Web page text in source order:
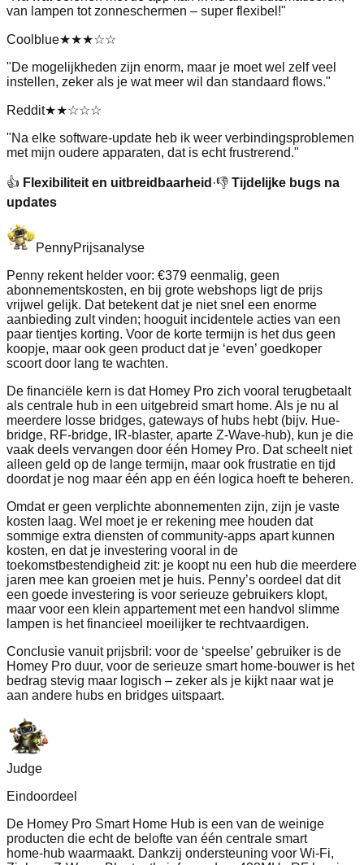
van lampen tot zonneschermen – super flexibel!"
Coolblue★★★☆☆
"De mogelijkheden zijn enorm, maar je moet wel zelf veel
instellen, zeker als je wat meer wil dan standaard flows."
Reddit★★☆☆☆
"Na elke software-update heb ik weer verbindingsproblemen
met mijn oudere apparaten, dat is echt frustrerend."
👍 Flexibiliteit en uitbreidbaarheid ·👎 Tijdelijke bugs na
updates
PennyPrijsanalyse
Penny rekent helder voor: €379 eenmalig, geen
abonnementskosten, en bij grote webshops ligt de prijs
vrijwel gelijk. Dat betekent dat je niet snel een enorme
aanbieding zult vinden; hooguit incidentele acties van een
paar tientjes korting. Voor de korte termijn is het dus geen
koopje, maar ook geen product dat je ‘even’ goedkoper
scoort door lang te wachten.
De financiële kern is dat Homey Pro zich vooral terugbetaalt
als centrale hub in een uitgebreid smart home. Als je nu al
meerdere losse bridges, gateways of hubs hebt (bijv. Hue-
bridge, RF‑bridge, IR‑blaster, aparte Z‑Wave‑hub), kun je die
vaak deels vervangen door één Homey Pro. Dat scheelt niet
alleen geld op de lange termijn, maar ook frustratie en tijd
doordat je nog maar één app en één logica hoeft te beheren.
Omdat er geen verplichte abonnementen zijn, zijn je vaste
kosten laag. Wel moet je er rekening mee houden dat
sommige extra diensten of community‑apps apart kunnen
kosten, en dat je investering vooral in de
toekomstbestendigheid zit: je koopt nu een hub die meerdere
jaren mee kan groeien met je huis. Penny’s oordeel dat dit
een goede investering is voor serieuze gebruikers klopt,
maar voor een klein appartement met een handvol slimme
lampen is het financieel moeilijker te rechtvaardigen.
Conclusie vanuit prijsbril: voor de ‘speelse’ gebruiker is de
Homey Pro duur, voor de serieuze smart home‑bouwer is het
bedrag stevig maar logisch – zeker als je kijkt naar wat je
aan andere hubs en bridges uitspaart.
Judge
Eindoordeel
De Homey Pro Smart Home Hub is een van de weinige
producten die echt de belofte van één centrale smart
home‑hub waarmaakt. Dankzij ondersteuning voor Wi‑Fi,